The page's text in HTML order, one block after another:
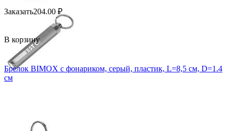
Заказать204.00 ₽
В корзину
Брелок BIMOX с фонариком, серый, пластик, L=8,5 см, D=1.4
см